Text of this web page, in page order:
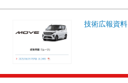
技術広報資料